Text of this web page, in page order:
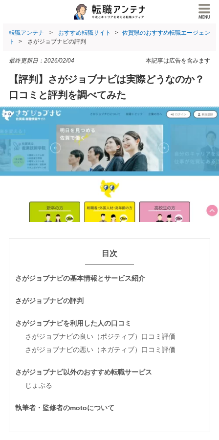
転職アンテナ おすすめ転職サイト
佐賀県のおすすめ転職エージェン
ト
さがジョブナビの評判
本記事は広告を含みます
最終更新日： 2026/02/04
【評判】さがジョブナビは実際どうなのか？
口コミと評判を調べてみた
目次
さがジョブナビの基本情報とサービス紹介
さがジョブナビの評判
さがジョブナビを利用した人の口コミ
さがジョブナビの良い（ポジティブ）口コミ評価
さがジョブナビの悪い（ネガティブ）口コミ評価
さがジョブナビ以外のおすすめ転職サービス
じょぶる
執筆者・監修者のmotoについて